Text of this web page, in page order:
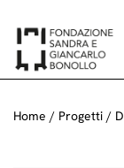
contenuti
Home / Progetti /